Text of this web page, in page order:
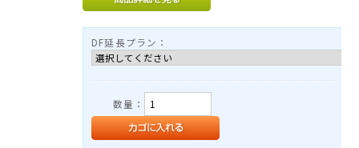
TEL：03-3525-8351
info@rental-store.jp
東京都千代田区神田須田町1-5 KSビル2F
DF延長プラン：
数量：